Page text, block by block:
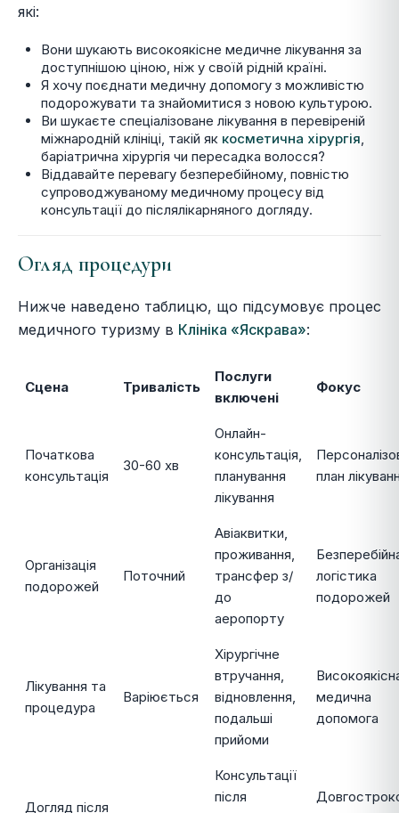
які:
Вони шукають високоякісне медичне лікування за
доступнішою ціною, ніж у своїй рідній країні.
Я хочу поєднати медичну допомогу з можливістю
подорожувати та знайомитися з новою культурою.
Ви шукаєте спеціалізоване лікування в перевіреній
міжнародній клініці, такій як косметична хірургія,
баріатрична хірургія чи пересадка волосся?
Віддавайте перевагу безперебійному, повністю
супроводжуваному медичному процесу від
консультації до післялікарняного догляду.
Огляд процедури
Нижче наведено таблицю, що підсумовує процес
медичного туризму в Клініка «Яскрава»:
Сцена Тривалість
Послуги
включені
Фокус
Початкова
консультація
30-60 хв
Онлайн-
консультація,
планування
лікування
план
Організація
подорожей
Поточний
Авіаквитки,
проживання,
трансфер з/
до
аеропорту
логістика
подорожей
Лікування та
процедура
Варіюється
Хірургічне
втручання,
відновлення,
подальші
прийоми
медична
допомога
Догляд після
Консультації
після